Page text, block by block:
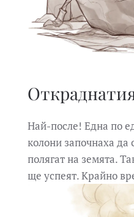
Най-после! Една по
колони започнаха да
полягат на земята.
ще успеят. Крайно